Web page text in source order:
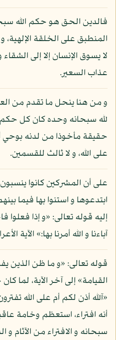
فالدين الحق هو حكم الله
المنطبق على الخلقة
لا يسوق الإنسان إلا إلى الشقاء
عذاب السعير.
و من هنا ينحل ما تقدم من
لله سبحانه وحده كان كل حكم
حقيقة مأخوذا من لدنه بوحي
على الله، و لا ثالث للقسمين.
على أن المشركين كانوا
ابتدعوها و استنوا بها فيما
إليه قوله تعالى: «و إذا فعلوا
آباءنا و الله أمرنا بها:» الآية
قوله تعالى: «و ما ظن الذين
القيامة» إلى آخر الآية، لما
«آلله أذن لكم أم على الله
أنه افتراء، استعظم وخامة
سبحانه و الافتراء من الآثام